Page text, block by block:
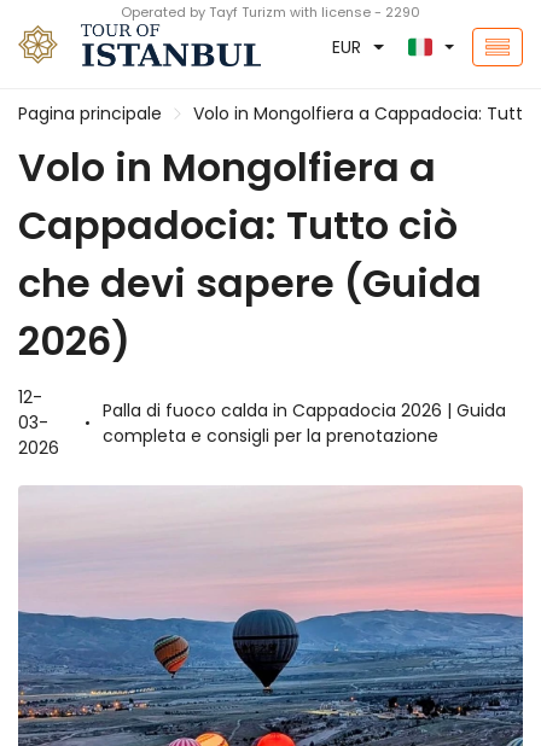
Operated by Tayf Turizm with license - 2290
EUR
Pagina principale Volo in Mongolfiera a Cappadocia:
Volo in Mongolfiera a
Cappadocia: Tutto ciò
che devi sapere (Guida
2026)
12-
03-
2026
Palla di fuoco calda in Cappadocia 2026 | Guida
completa e consigli per la prenotazione